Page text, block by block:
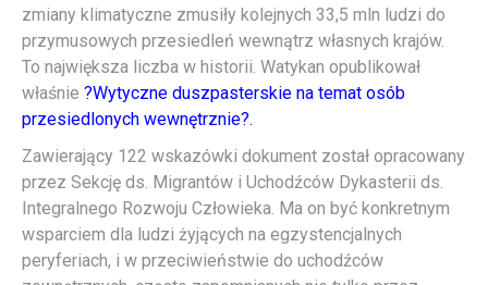
zmiany klimatyczne zmusiły kolejnych 33,5 mln ludzi do
przymusowych przesiedleń wewnątrz własnych krajów.
To największa liczba w historii. Watykan opublikował
właśnie ?Wytyczne duszpasterskie na temat osób
przesiedlonych wewnętrznie?.
Zawierający 122 wskazówki dokument został opracowany
przez Sekcję ds. Migrantów i Uchodźców Dykasterii ds.
Integralnego Rozwoju Człowieka. Ma on być konkretnym
wsparciem dla ludzi żyjących na egzystencjalnych
peryferiach, i w przeciwieństwie do uchodźców